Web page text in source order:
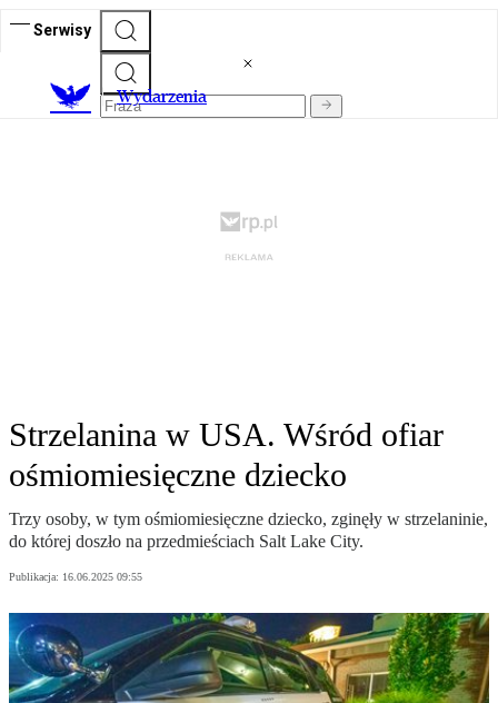
Serwisy
Wydarzenia
Strzelanina w USA. Wśród ofiar
ośmiomiesięczne dziecko
Trzy osoby, w tym ośmiomiesięczne dziecko, zginęły w strzelaninie,
do której doszło na przedmieściach Salt Lake City.
Publikacja: 16.06.2025 09:55